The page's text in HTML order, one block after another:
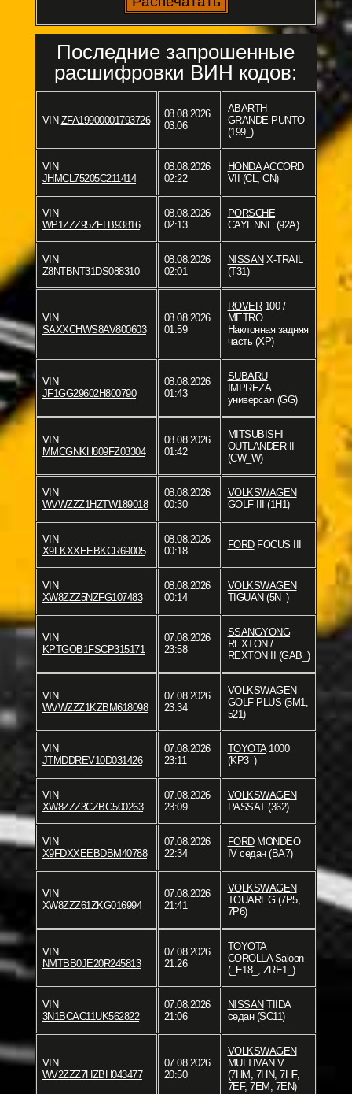
Последние запрошенные
расшифровки ВИН кодов:
VIN ZFA19900001793726
08.08.2026
03:06
ABARTH
GRANDE PUNTO
(199_)
VIN
JHMCL75205C211414
08.08.2026
02:22
HONDAACCORD
VII (CL, CN)
VIN
WP1ZZZ95ZFLB93816
08.08.2026
02:13
PORSCHE
CAYENNE (92A)
VIN
Z8NTBNT31DS088310
08.08.2026
02:01
NISSAN X-TRAIL
(T31)
VIN
SAXXCHWS8AV800603
08.08.2026
01:59
ROVER100 /
METRO
Наклонная задняя
часть (XP)
VIN
JF1GG29602H800790
08.08.2026
01:43
SUBARU
IMPREZA
универсал (GG)
VIN
MMCGNKH809FZ03304
08.08.2026
01:42
MITSUBISHI
OUTLANDER II
(CW_W)
VIN
WVWZZZ1HZTW189018
08.08.2026
00:30
VOLKSWAGEN
GOLF III (1H1)
VIN
X9FKXXEEBKCR69005
08.08.2026
00:18
FORDFOCUS III
VIN
XW8ZZZ5NZFG107483
08.08.2026
00:14
VOLKSWAGEN
TIGUAN (5N_)
VIN
KPTGOB1FSCP315171
07.08.2026
23:58
SSANGYONG
REXTON /
REXTON II (GAB_)
VIN
WVWZZZ1KZBM618098
07.08.2026
23:34
VOLKSWAGEN
GOLF PLUS (5M1,
521)
VIN
JTMDDREV10D031426
07.08.2026
23:11
TOYOTA1000
(KP3_)
VIN
XW8ZZZ3CZBG500263
07.08.2026
23:09
VOLKSWAGEN
PASSAT (362)
VIN
X9FDXXEEBDBM40788
07.08.2026
22:34
FORDMONDEO
IV седан (BA7)
VIN
XW8ZZZ61ZKG016994
07.08.2026
21:41
VOLKSWAGEN
TOUAREG (7P5,
7P6)
VIN
NMTBB0JE20R245813
07.08.2026
21:26
TOYOTA
COROLLA Saloon
(_E18_, ZRE1_)
VIN
3N1BCAC11UK562822
07.08.2026
21:06
NISSAN TIIDA
седан (SC11)
VIN
WV2ZZZ7HZBH043477
07.08.2026
20:50
VOLKSWAGEN
MULTIVAN V
(7HM, 7HN, 7HF,
7EF, 7EM, 7EN)